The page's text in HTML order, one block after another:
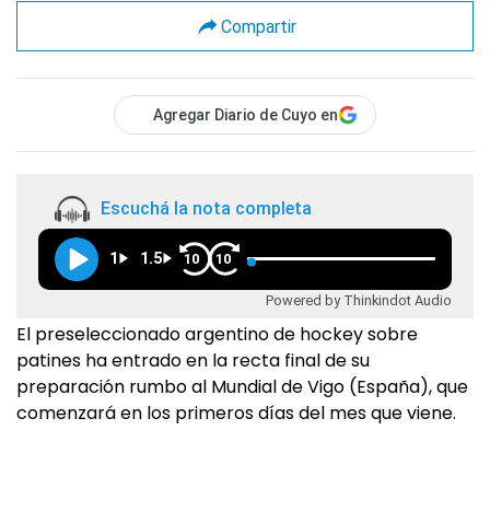
Compartir
Agregar Diario de Cuyo en
Escuchá la nota completa
1 1.5 10 10
Powered by Thinkindot Audio
El preseleccionado argentino de hockey sobre
patines ha entrado en la recta final de su
preparación rumbo al Mundial de Vigo (España), que
comenzará en los primeros días del mes que viene.